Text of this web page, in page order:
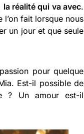
la réalité qui va avec.
l’on fait lorsque nous
un jour et que seule
pour quelque
Est-il possible de
? Un amour est-il